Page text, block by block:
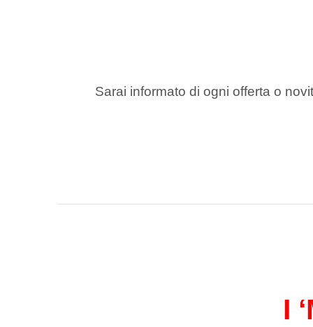
Sarai informato di ogni offerta o
I